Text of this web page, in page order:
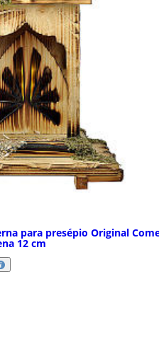
para presépio Original
12 cm